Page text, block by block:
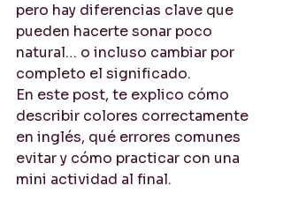
pero hay diferencias clave que
pueden hacerte sonar poco
natural… o incluso cambiar por
completo el significado.
En este post, te explico cómo
describir colores correctamente
en inglés, qué errores comunes
evitar y cómo practicar con una
mini actividad al final.